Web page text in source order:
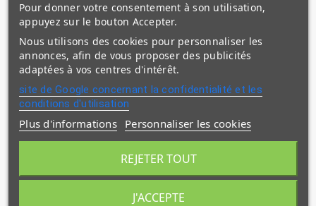
(1 avis)
Pour donner votre consentement à son utilisation,
appuyez sur le bouton Accepter.
Nous utilisons des cookies pour personnaliser les
annonces, afin de vous proposer des publicités
adaptées à vos centres d'intérêt.
site de Google concernant la confidentialité et les
conditions d'utilisation
Plus d'informations Personnaliser les cookies
REJETER TOUT
J'ACCEPTE